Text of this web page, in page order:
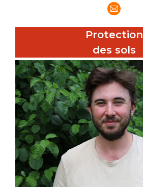
E-
mail
Protection
des sols